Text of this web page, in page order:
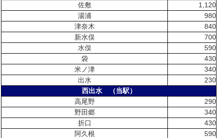
佐敷
1,120
湯浦
980
津奈木
840
新水俣
700
水俣
590
袋
430
米ノ津
340
出水
230
西出水 （当駅）
高尾野
290
野田郷
340
折口
430
阿久根
590